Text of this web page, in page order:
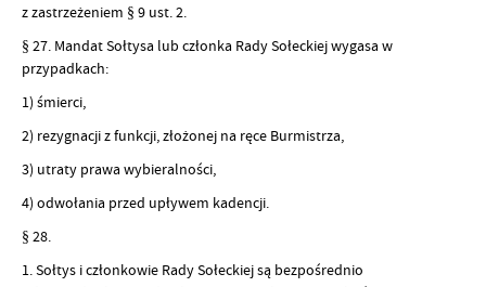
z zastrzeżeniem § 9 ust. 2.
§ 27. Mandat Sołtysa lub członka Rady Sołeckiej wygasa w
przypadkach:
1) śmierci,
2) rezygnacji z funkcji, złożonej na ręce Burmistrza,
3) utraty prawa wybieralności,
4) odwołania przed upływem kadencji.
§ 28.
1. Sołtys i członkowie Rady Sołeckiej są bezpośrednio